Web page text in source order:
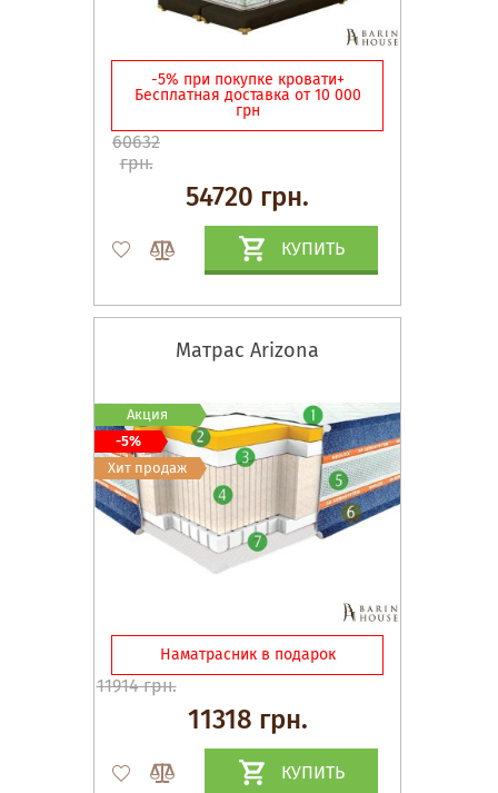
-5% при покупке кровати+
Бесплатная доставка от 10 000
грн
60632
грн.
54720 грн.
КУПИТЬ
Матрас Arizona
Наматрасник в подарок
11914 грн.
11318 грн.
КУПИТЬ
Акция
-5%
Хит продаж